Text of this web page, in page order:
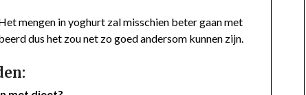
mengen in yoghurt zal misschien beter gaan met
dus het zou net zo goed andersom kunnen zijn.